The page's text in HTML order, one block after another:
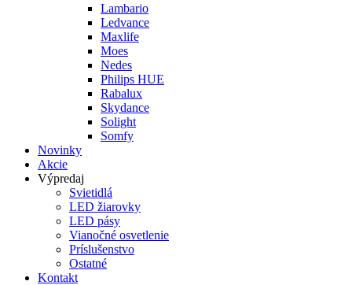
Lambario
Ledvance
Maxlife
Moes
Nedes
Philips HUE
Rabalux
Skydance
Solight
Somfy
Novinky
Akcie
Výpredaj
Svietidlá
LED žiarovky
LED pásy
Vianočné osvetlenie
Príslušenstvo
Ostatné
Kontakt